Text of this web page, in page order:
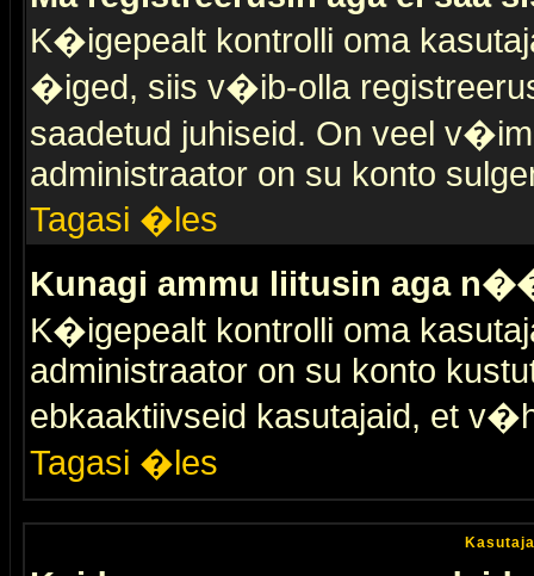
K�igepealt kontrolli oma
�iged, siis v�ib-olla
saadetud juhiseid. On veel
administraator on su konto
Tagasi �les
Kunagi ammu liitusin aga
K�igepealt kontrolli oma
administraator on su konto
ebkaaktiivseid kasutajaid, et
Tagasi �les